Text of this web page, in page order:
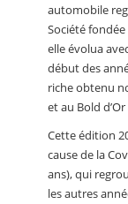
automobile
Société
elle évolua
début des
riche obtenu
et au Bold
Cette édition
cause de la
ans), qui
les autres